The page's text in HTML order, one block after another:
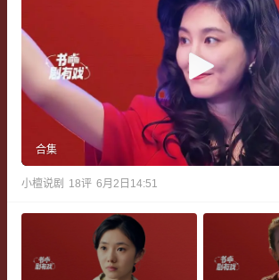
合集
小檀说剧 18评 6月2日14:51